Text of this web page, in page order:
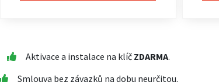
Aktivace a instalace na klíč ZDARMA.
Smlouva bez závazků na dobu neurčitou.